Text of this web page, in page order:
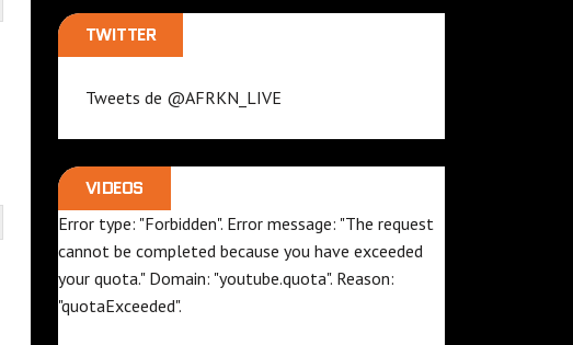
TWITTER
Tweets de @AFRKN_LIVE
VIDEOS
Error type: "Forbidden". Error message: "The request
cannot be completed because you have exceeded
your quota." Domain: "youtube.quota". Reason:
"quotaExceeded".